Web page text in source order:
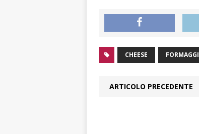
CHEESE FORMAGGI
ARTICOLO PRECEDENTE